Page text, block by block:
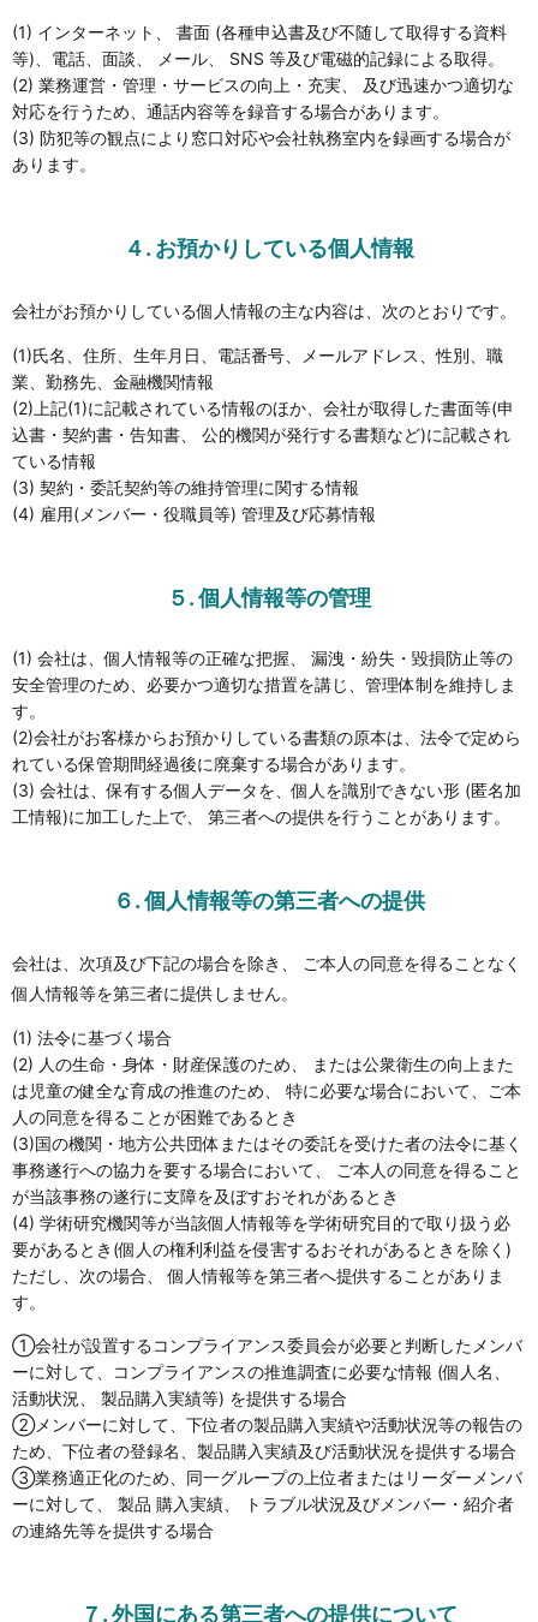
(1) インターネット、 書面 (各種申込書及び不随して取得する資料
等)、電話、面談、 メール、 SNS 等及び電磁的記録による取得。
(2) 業務運営・管理・サービスの向上・充実、 及び迅速かつ適切な
対応を行うため、通話内容等を録音する場合があります。
(3) 防犯等の観点により窓口対応や会社執務室内を録画する場合が
あります。
４. お預かりしている個人情報
会社がお預かりしている個人情報の主な内容は、次のとおりです。
(1)氏名、住所、生年月日、電話番号、メールアドレス、性別、職
業、勤務先、金融機関情報
(2)上記(1)に記載されている情報のほか、会社が取得した書面等(申
込書・契約書・告知書、 公的機関が発行する書類など)に記載され
ている情報
(3) 契約・委託契約等の維持管理に関する情報
(4) 雇用(メンバー・役職員等) 管理及び応募情報
５. 個人情報等の管理
(1) 会社は、個人情報等の正確な把握、 漏洩・紛失・毀損防止等の
安全管理のため、必要かつ適切な措置を講じ、管理体制を維持しま
す。
(2)会社がお客様からお預かりしている書類の原本は、法令で定めら
れている保管期間経過後に廃棄する場合があります。
(3) 会社は、保有する個人データを、個人を識別できない形 (匿名加
工情報)に加工した上で、 第三者への提供を行うことがあります。
６. 個人情報等の第三者への提供
会社は、次項及び下記の場合を除き、 ご本人の同意を得ることなく
個人情報等を第三者に提供しません。
(1) 法令に基づく場合
(2) 人の生命・身体・財産保護のため、 または公衆衛生の向上また
は児童の健全な育成の推進のため、 特に必要な場合において、ご本
人の同意を得ることが困難であるとき
(3)国の機関・地方公共団体またはその委託を受けた者の法令に基く
事務遂行への協力を要する場合において、 ご本人の同意を得ること
が当該事務の遂行に支障を及ぼすおそれがあるとき
(4) 学術研究機関等が当該個人情報等を学術研究目的で取り扱う必
要があるとき(個人の権利利益を侵害するおそれがあるときを除く)
ただし、次の場合、 個人情報等を第三者へ提供することがありま
す。
①会社が設置するコンプライアンス委員会が必要と判断したメンバ
ーに対して、コンプライアンスの推進調査に必要な情報 (個人名、
活動状況、 製品購入実績等) を提供する場合
②メンバーに対して、下位者の製品購入実績や活動状況等の報告の
ため、下位者の登録名、製品購入実績及び活動状況を提供する場合
③業務適正化のため、同一グループの上位者またはリーダーメンバ
ーに対して、 製品 購入実績、 トラブル状況及びメンバー・紹介者
の連絡先等を提供する場合
７. 外国にある第三者への提供について